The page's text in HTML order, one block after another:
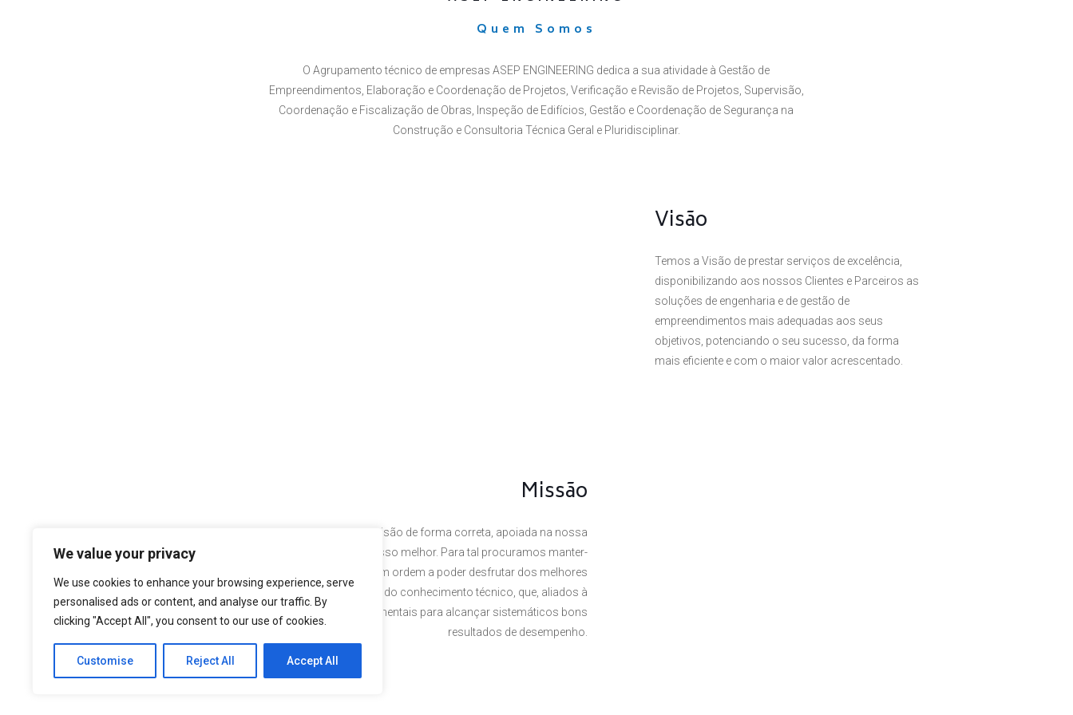
We value your privacy
We use cookies to enhance your browsing experience, serve
personalised ads or content, and analyse our traffic. By
clicking "Accept All", you consent to our use of cookies.
Customise Reject All Accept All
Quem Somos
O Agrupamento técnico de empresas ASEP ENGINEERING dedica a sua atividade à Gestão de
Empreendimentos, Elaboração e Coordenação de Projetos, Verificação e Revisão de Projetos, Supervisão,
Coordenação e Fiscalização de Obras, Inspeção de Edifícios, Gestão e Coordenação de Segurança na
Construção e Consultoria Técnica Geral e Pluridisciplinar.
Visão
Temos a Visão de prestar serviços de excelência,
disponibilizando aos nossos Clientes e Parceiros as
soluções de engenharia e de gestão de
empreendimentos mais adequadas aos seus
objetivos, potenciando o seu sucesso, da forma
mais eficiente e com o maior valor acrescentado.
Missão
Temos por Missão desempenhar a nossa visão de forma correta, apoiada na nossa
cultura organizacional, dando sempre o nosso melhor. Para tal procuramos manter-
nos atualizados face ao estado da arte, em ordem a poder desfrutar dos melhores
níveis de eficiência e de elevado domínio do conhecimento técnico, que, aliados à
nossa larga experiência são fundamentais para alcançar sistemáticos bons
resultados de desempenho.